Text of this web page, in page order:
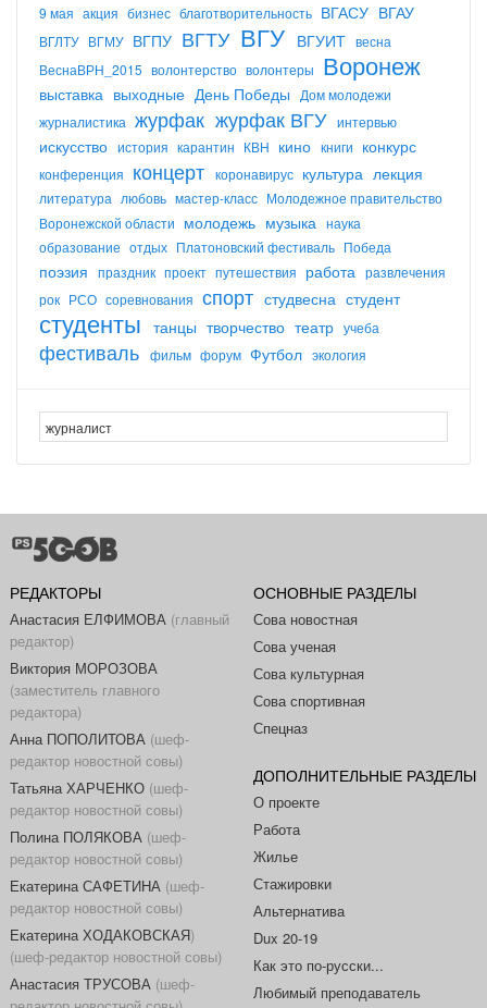
9 мая акция бизнес благотворительность ВГАСУ ВГАУ
ВГЛТУ ВГМУ ВГПУ ВГТУ ВГУ ВГУИТ весна
ВеснаВРН_2015 волонтерство волонтеры Воронеж
выставка выходные День Победы
Дом молодежи
журналистика журфак журфак ВГУ интервью
искусство история карантин КВН кино книги конкурс
конференция концерт коронавирус культура лекция
литература любовь мастер-класс Молодежное правительство
Воронежской области молодежь музыка наука
образование отдых Платоновский фестиваль Победа
поэзия праздник проект путешествия работа развлечения
рок РСО соревнования спорт студвесна студент
студенты танцы творчество театр учеба
фестиваль фильм форум Футбол экология
РЕДАКТОРЫ
Анастасия ЕЛФИМОВА(главный
редактор)
Виктория МОРОЗОВА
(заместитель главного
редактора)
Анна ПОПОЛИТОВА(шеф-
редактор новостной совы)
Татьяна ХАРЧЕНКО(шеф-
редактор новостной совы)
Полина ПОЛЯКОВА(шеф-
редактор новостной совы)
Екатерина САФЕТИНА(шеф-
редактор новостной совы)
Екатерина ХОДАКОВСКАЯ)
(шеф-редактор новостной совы)
Анастасия ТРУСОВА(шеф-
ОСНОВНЫЕ РАЗДЕЛЫ
Сова новостная
Сова ученая
Сова культурная
Сова спортивная
Спецназ
ДОПОЛНИТЕЛЬНЫЕ РАЗДЕЛЫ
О проекте
Работа
Жилье
Стажировки
Альтернатива
Dux 20-19
Как это по-русски...
Любимый преподаватель